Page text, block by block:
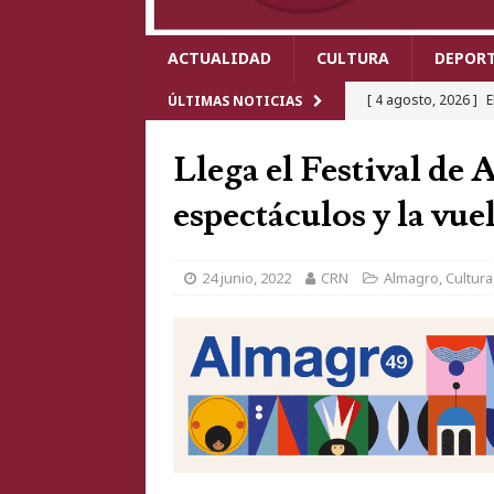
ACTUALIDAD CULTURA
ÚLTIMAS NOTICIAS [ 4 agosto, 2026 ]
[ 4 agosto, 2026 ]
delitos contra el
cartel de lujo que
Comedias 2026 y
[ 5 agosto, 2026 ]
Real tras chocar
Llega el Festival de
espectáculos y la
24 junio, 2022 CRN Almagro, Cultura